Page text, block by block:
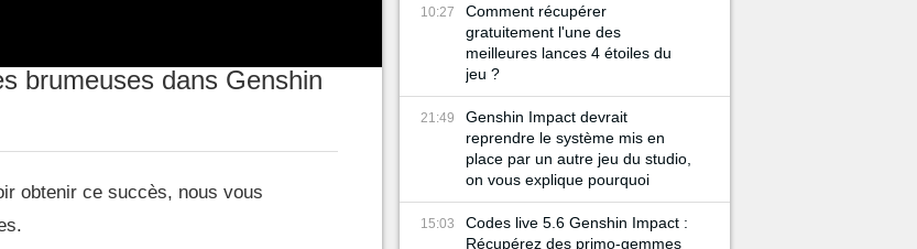
brumeuses dans Genshin
obtenir ce succès, nous vous
10:27
Comment récupérer
gratuitement l'une des
meilleures lances 4 étoiles du
jeu ?
21:49
Genshin Impact devrait
reprendre le système mis en
place par un autre jeu du studio,
on vous explique pourquoi
15:03
Codes live 5.6 Genshin Impact :
Récupérez des primo-gemmes